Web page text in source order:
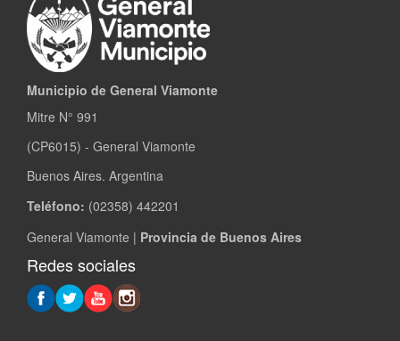
Municipio de General Viamonte
Mitre N° 991
(CP6015) - General Viamonte
Buenos Aires. Argentina
Teléfono: (02358) 442201
General Viamonte | Provincia de Buenos Aires
Redes sociales